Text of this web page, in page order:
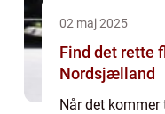
02 maj 2025
Find det rette
Nordsjælland
Når det